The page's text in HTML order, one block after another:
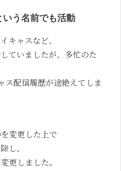
いう名前でも活動
キャスなど、
ていましたが、多忙のた
ス配信履歴が途絶えてしま
変更した上で
し、
更しました。